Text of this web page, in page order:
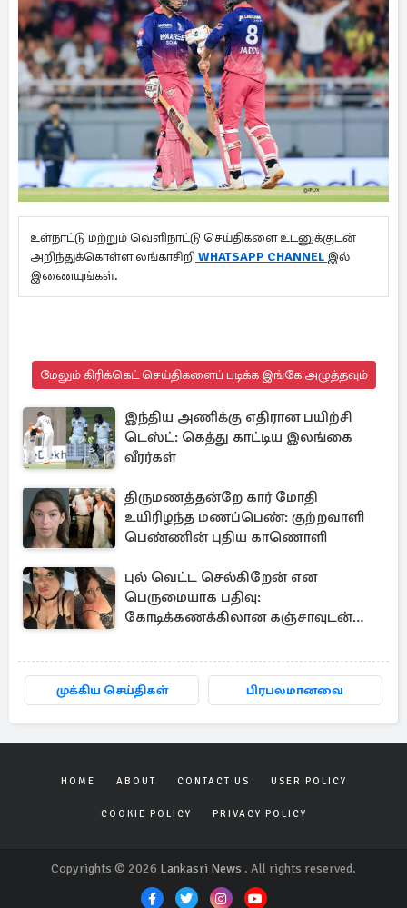
உள்நாட்டு மற்றும் வெளிநாட்டு செய்திகளை உடனுக்குடன்
அறிந்துக்கொள்ள லங்காசிறி WHATSAPP CHANNEL இல்
இணையுங்கள்.
மேலும் கிரிக்கெட் செய்திகளைப் படிக்க இங்கே அழுத்தவும்
இந்திய அணிக்கு எதிரான பயிற்சி
டெஸ்ட்: கெத்து காட்டிய இலங்கை
வீரர்கள்
திருமணத்தன்றே கார் மோதி
உயிரிழந்த மணப்பெண்: குற்றவாளி
பெண்ணின் புதிய காணொளி
புல் வெட்ட செல்கிறேன் என
பெருமையாக பதிவு:
கோடிக்கணக்கிலான கஞ்சாவுடன்
முக்கிய செய்திகள் பிரபலமானவை
HOME ABOUT CONTACT US USER POLICY
COOKIE POLICY PRIVACY POLICY
Copyrights © 2026 Lankasri News . All rights reserved.